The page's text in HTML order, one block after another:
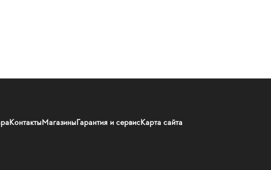
КонтактыМагазиныГарантия и сервисКарта сайта